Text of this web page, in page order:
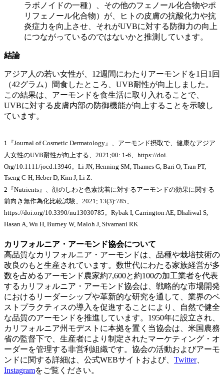
ラボノイドの一種）、その他のフェノール化合物やポ
リフェノール化合物）が、ヒトの皮膚の抗酸化力や抗
炎症力を向上させ、それがUVBに対する防御力の向上
につながっているのではないかと推測しています。
結論
アジア人の若い女性が、12週間にわたりアーモンドを1日1回
（42グラム）間食したところ、UVB耐性が向上しました。
この結果は、アーモンドを食生活に取り入れることで、
UVBに対する皮膚内部の防御機能が向上することを示唆し
ています。
1『Journal of Cosmetic Dermatology』、アーモンド摂取で、健康なアジア
人女性のUVB耐性が向上する、2021;00: 1-6、https://doi.
Org/10.1111/jocd.13946。Li JN, Henning SM, Thames G, Bari O, Tran PT,
Tseng C-H, Heber D, Kim J, Li Z.
2『Nutrients』、顔のしわと色素沈着に対するアーモンドの効果に関する
前向き無作為化比較試験、2021; 13(3):785、
https://doi.org/10.3390/nu13030785。Rybak I, Carrington AE, Dhaliwal S,
Hasan A, Wu H, Burney W, Maloh J, Sivamani RK
カリフォルニア・アーモンド協会について
高品質なカリフォルニア・アーモンドは、品種や栽培技術の
改良のもと生産されています。数世代にわたる家族経営が多
数を占めるアーモンド農家約7,600と約100の加工業者を代表
するカリフォルニア・アーモンド協会は、戦略的な市場開発
におけるリーダーシップや革新的な研究を通して、業界のベ
ストプラクティスの導入を促進することにより、自然で健全
な品質のアーモンドを推進しています。1950年に設立され、
カリフォルニア州モデストに本拠を置く当協会は、米国農務
省の監督下で、生産者により制定されたマーケティング・オ
ーダーを管理する非営利組織です。協会の活動およびアーモ
ンドに関する詳細は、公式WEBサイトおよび、 Twitter、
Instagramをご覧ください。